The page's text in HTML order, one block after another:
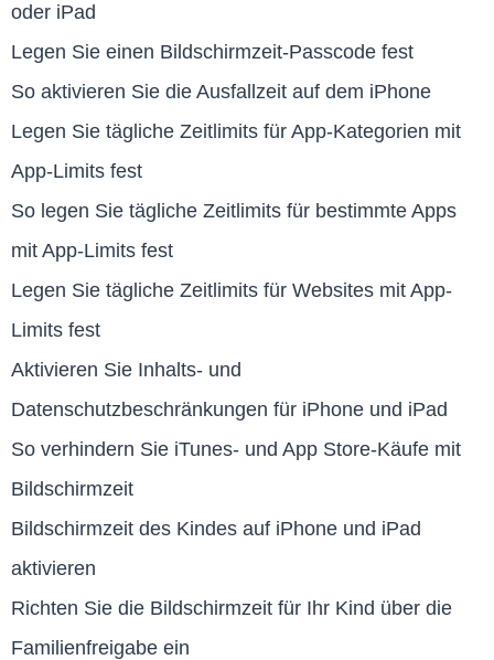
oder iPad
Legen Sie einen Bildschirmzeit-Passcode fest
So aktivieren Sie die Ausfallzeit auf dem iPhone
Legen Sie tägliche Zeitlimits für App-Kategorien mit
App-Limits fest
So legen Sie tägliche Zeitlimits für bestimmte Apps
mit App-Limits fest
Legen Sie tägliche Zeitlimits für Websites mit App-
Limits fest
Aktivieren Sie Inhalts- und
Datenschutzbeschränkungen für iPhone und iPad
So verhindern Sie iTunes- und App Store-Käufe mit
Bildschirmzeit
Bildschirmzeit des Kindes auf iPhone und iPad
aktivieren
Richten Sie die Bildschirmzeit für Ihr Kind über die
Familienfreigabe ein